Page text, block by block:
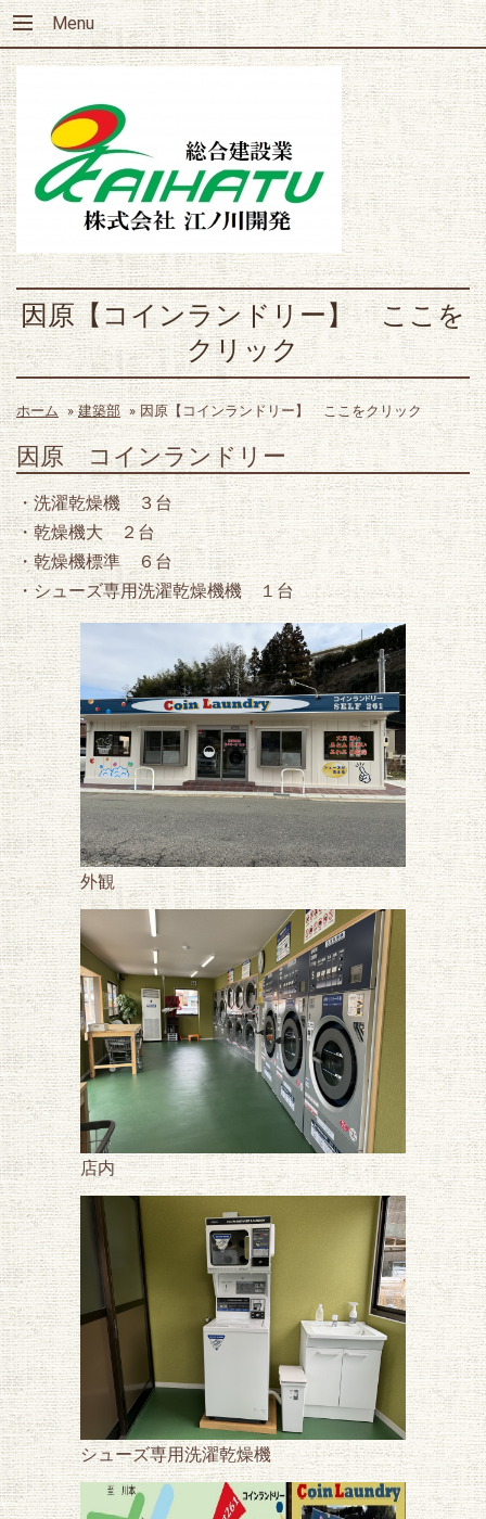
Menu
因原【コインランドリー】 ここを
クリック
ホーム » 建築部 » 因原【コインランドリー】 ここをクリック
因原 コインランドリー
・洗濯乾燥機 ３台
・乾燥機大 ２台
・乾燥機標準 ６台
・シューズ専用洗濯乾燥機機 １台
外観
店内
シューズ専用洗濯乾燥機